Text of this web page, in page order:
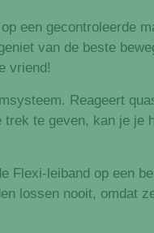
een gecontroleerde
van de beste
vriend!
Reageert
te geven, kan je je
Flexi-leiband op een
lossen nooit, omdat